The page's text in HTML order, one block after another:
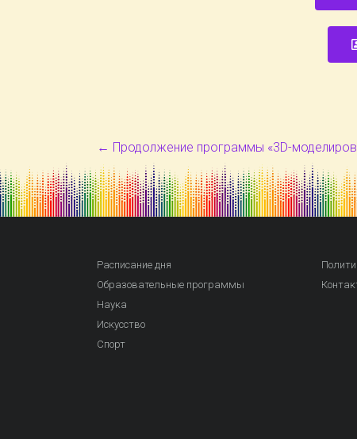
← Продолжение программы «3D-
Расписание дня
Образовательные программы
Наука
Искусство
Спорт